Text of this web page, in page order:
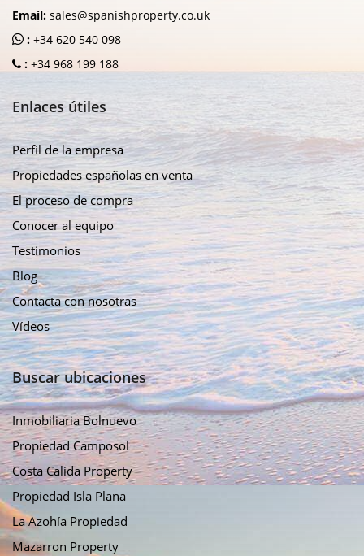
Email: sales@spanishproperty.co.uk
: +34 620 540 098
: +34 968 199 188
Enlaces útiles
Perfil de la empresa
Propiedades españolas en venta
El proceso de compra
Conocer al equipo
Testimonios
Blog
Contacta con nosotras
Vídeos
Buscar ubicaciones
Inmobiliaria Bolnuevo
Propiedad Camposol
Costa Calida Property
Propiedad Isla Plana
La Azohía Propiedad
Mazarron Property